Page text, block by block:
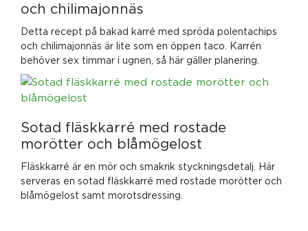
och chilimajonnäs
Detta recept på bakad karré med spröda polentachips
och chilimajonnäs är lite som en öppen taco. Karrén
behöver sex timmar i ugnen, så här gäller planering.
Sotad fläskkarré med rostade
morötter och blåmögelost
Fläskkarré är en mör och smakrik styckningsdetalj. Här
serveras en sotad fläskkarré med rostade morötter och
blåmögelost samt morotsdressing.